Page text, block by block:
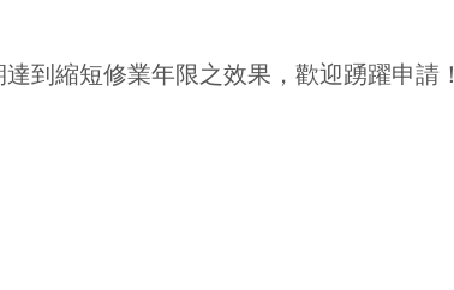
到縮短修業年限之效果，歡迎踴躍申請！